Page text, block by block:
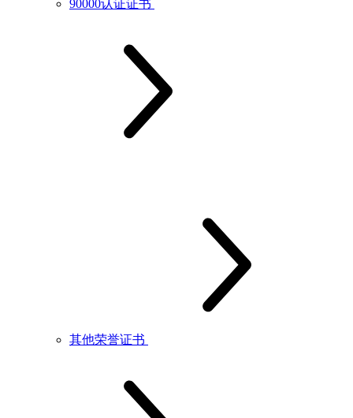
90000认证证书
其他荣誉证书